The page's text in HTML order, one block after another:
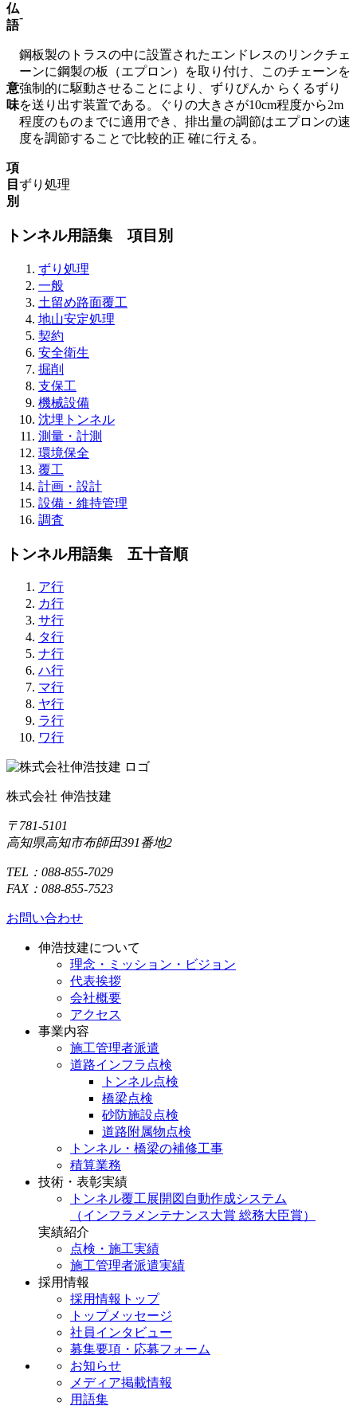
仏
語
-
意
味
鋼板製のトラスの中に設置されたエンドレスのリンクチェ
ーンに鋼製の板（エプロン）を取り付け、このチェーンを
強制的に駆動させることにより、ずりぴんか らくるずり
を送り出す装置である。ぐりの大きさが10cm程度から2m
程度のものまでに適用でき、排出量の調節はエプロンの速
度を調節することで比較的正 確に行える。
項
目
別
ずり処理
トンネル用語集 項目別
ずり処理
一般
土留め路面覆工
地山安定処理
契約
安全衛生
掘削
支保工
機械設備
沈埋トンネル
測量・計測
環境保全
覆工
計画・設計
設備・維持管理
調査
トンネル用語集 五十音順
ア行
カ行
サ行
タ行
ナ行
ハ行
マ行
ヤ行
ラ行
ワ行
株式会社 伸浩技建
〒781-5101
高知県高知市布師田391番地2
TEL：088-855-7029
FAX：088-855-7523
お問い合わせ
伸浩技建について
理念・ミッション・ビジョン
代表挨拶
会社概要
アクセス
事業内容
施工管理者派遣
道路インフラ点検
トンネル点検
橋梁点検
砂防施設点検
道路附属物点検
トンネル・橋梁の補修工事
積算業務
技術・表彰実績
トンネル覆工展開図自動作成システム
（インフラメンテナンス大賞 総務大臣賞）
実績紹介
点検・施工実績
施工管理者派遣実績
採用情報
採用情報トップ
トップメッセージ
社員インタビュー
募集要項・応募フォーム
お知らせ
メディア掲載情報
用語集